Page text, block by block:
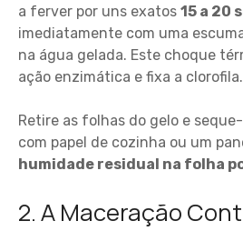
a ferver por uns exatos 15 a 20
imediatamente com uma
na água gelada. Este choque
ação enzimática e fixa a clorofila.
Retire as folhas do gelo e
com papel de cozinha ou um
humidade residual na folha
2. A Maceração